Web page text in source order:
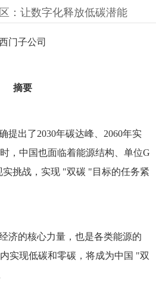
：让数字化释放低碳潜能
门子公司
摘要
提出了2030年碳达峰、2060年实
，中国也面临着能源结构、单位G
挑战，实现 "双碳 "目标的任务紧
济的核心力量，也是各类能源的
实现低碳和零碳，将成为中国 "双